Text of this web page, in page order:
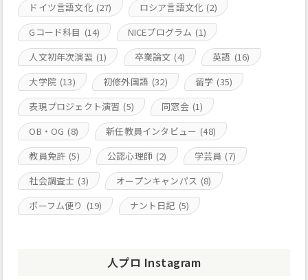
ドイツ言語文化 (27) ロシア言語文化 (2)
Gコード科目 (14) NICEプログラム (1)
人文初年次演習 (1) 卒業論文 (4) 英語 (16)
大学院 (13) 初修外国語 (32) 留学 (35)
表現プロジェクト演習 (5) 同窓会 (1)
OB・OG (8) 新任教員インタビュー (48)
教員免許 (5) 公認心理師 (2) 学芸員 (7)
社会調査士 (3) オープンキャンパス (8)
ボーフム便り (19) ナント日記 (5)
人プロ Instagram